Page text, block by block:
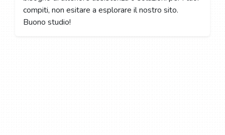
compiti, non esitare a esplorare il nostro sito.
Buono studio!